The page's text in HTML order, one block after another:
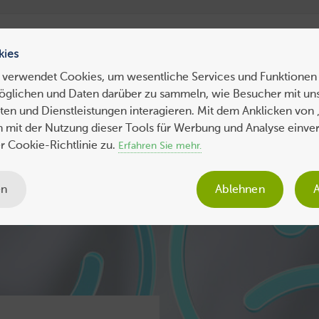
Hosting
Tipps Business Sicherheit SEO Expertenbeiträge
verwendet Cookies, um wesentliche Services und
und Daten darüber zu sammeln, wie Besucher mit
und Dienstleistungen interagieren. Mit dem Anklicken von
mit der Nutzung dieser Tools für Werbung und Analyse
Cookie-Richtlinie zu. Erfahren Sie mehr.
Ablehnen